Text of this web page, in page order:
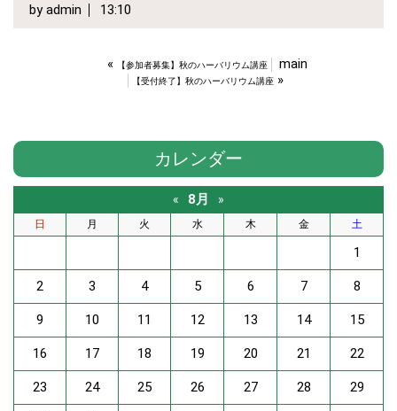
byadmin 13:10
« 【参加者募集】秋のハーバリウム講座 main
【受付終了】秋のハーバリウム講座 »
カレンダー
« 8月 »
日 月 火 水 木 金 土
1
2 3 4 5 6 7 8
9 10 11 12 13 14 15
16 17 18 19 20 21 22
23 24 25 26 27 28 29